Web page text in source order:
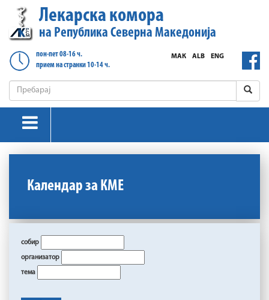
Лекарска комора
на Република Северна Македонија
пон-пет 08-16 ч.
прием на странки 10-14 ч.
ENG
ALB
МАК
Календар за КМЕ
собир
организатор
тема